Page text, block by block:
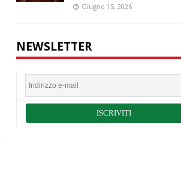
Giugno 15, 2026
NEWSLETTER